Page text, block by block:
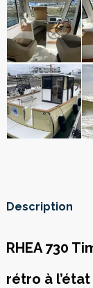
Description
RHEA 730
rétro à